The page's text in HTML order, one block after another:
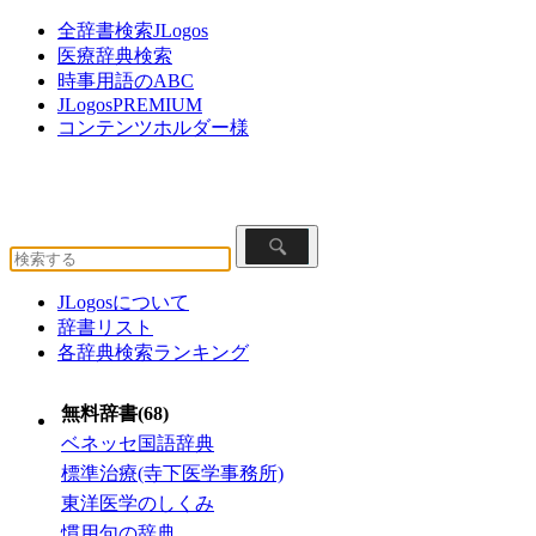
全辞書検索JLogos
医療辞典検索
時事用語のABC
JLogosPREMIUM
コンテンツホルダー様
JLogosについて
辞書リスト
各辞典検索ランキング
無料辞書(68)
ベネッセ国語辞典
標準治療(寺下医学事務所)
東洋医学のしくみ